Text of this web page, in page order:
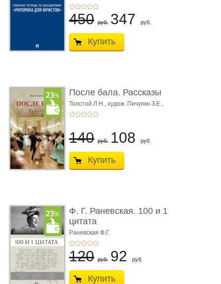
450 руб. 347 руб.
Купить
После бала. Рассказы
Толстой Л.Н., худож. Пичугин З.Е.,
худож. Лебедев А.И.,
140 руб. 108 руб.
Купить
Ф. Г. Раневская. 100 и 1
цитата
Раневская Ф.Г.
120 руб. 92 руб.
Купить